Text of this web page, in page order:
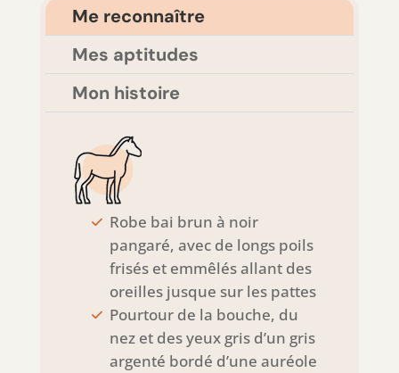
Me reconnaître
Mes aptitudes
Mon histoire
Robe bai brun à noir
pangaré, avec de longs poils
frisés et emmêlés allant des
oreilles jusque sur les pattes
Pourtour de la bouche, du
nez et des yeux gris d’un gris
argenté bordé d’une auréole